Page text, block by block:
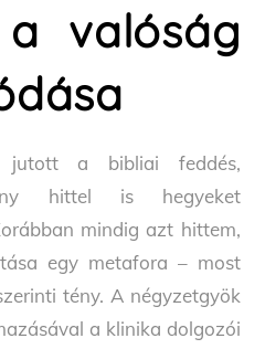
valóság
jutott a bibliai feddés,
hittel is hegyeket
mindig azt hittem,
egy metafora – most
tény. A négyzetgyök
a klinika dolgozói